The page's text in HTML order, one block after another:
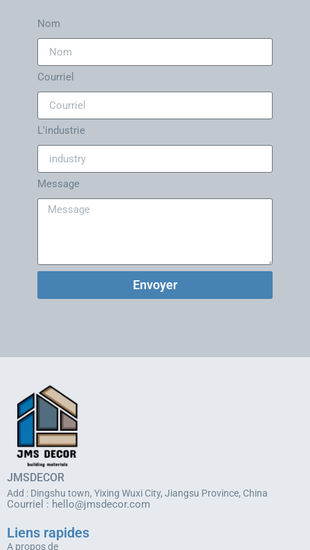
Nom
Courriel
L'industrie
Message
Envoyer
JMSDECOR
Add : Dingshu town, Yixing Wuxi City, Jiangsu Province, China
Courriel : hello@jmsdecor.com
Liens rapides
A propos de